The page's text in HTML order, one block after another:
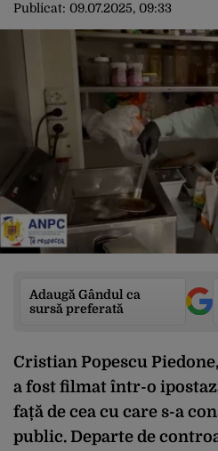
Publicat: 09.07.2025, 09:33
Adaugă Gândul ca
sursă preferată
Cristian Popescu
a fost filmat într-o
față de cea cu care s-a
public. Departe de